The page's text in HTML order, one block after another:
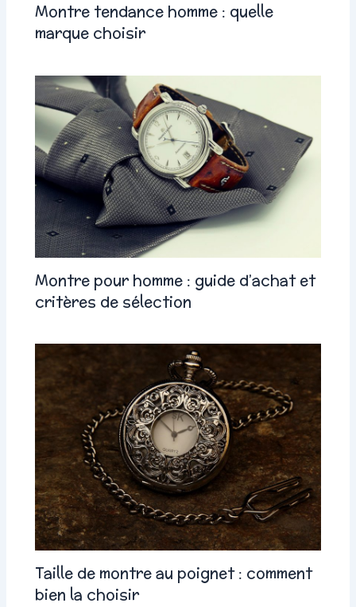
Montre tendance homme : quelle
marque choisir
Montre pour homme : guide d’achat et
critères de sélection
Taille de montre au poignet : comment
bien la choisir